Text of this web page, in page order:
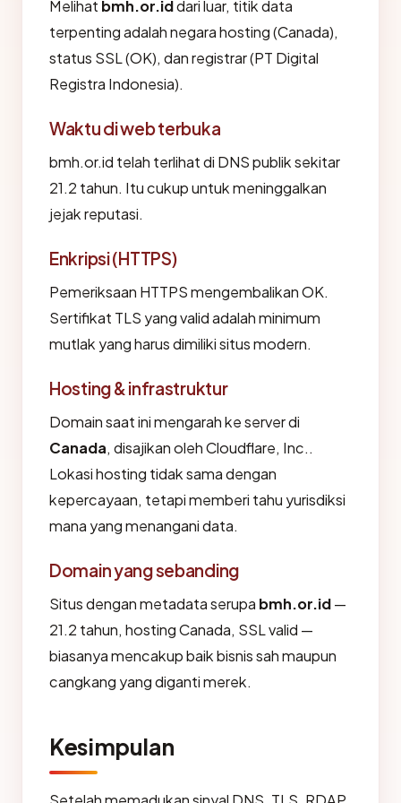
Melihat bmh.or.iddari luar, titik data
terpenting adalah negara hosting (Canada),
status SSL (OK), dan registrar (PT Digital
Registra Indonesia).
Waktu di web terbuka
bmh.or.id telah terlihat di DNS publik sekitar
21.2 tahun. Itu cukup untuk meninggalkan
jejak reputasi.
Enkripsi (HTTPS)
Pemeriksaan HTTPS mengembalikan OK.
Sertifikat TLS yang valid adalah minimum
mutlak yang harus dimiliki situs modern.
Hosting & infrastruktur
Domain saat ini mengarah ke server di
Canada, disajikan oleh Cloudflare, Inc..
Lokasi hosting tidak sama dengan
kepercayaan, tetapi memberi tahu yurisdiksi
mana yang menangani data.
Domain yang sebanding
Situs dengan metadata serupa bmh.or.id—
21.2 tahun, hosting Canada, SSL valid —
biasanya mencakup baik bisnis sah maupun
cangkang yang diganti merek.
Kesimpulan